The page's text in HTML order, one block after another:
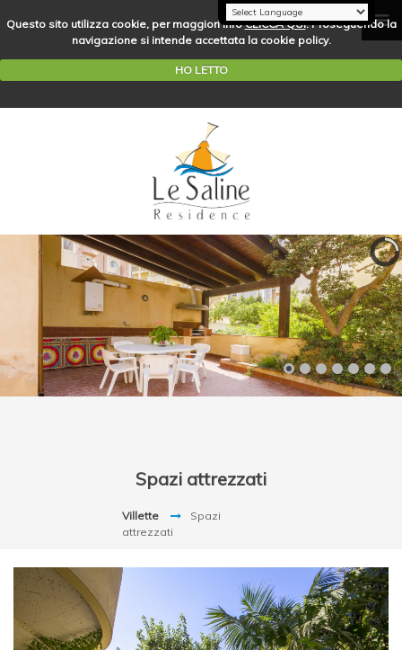
Questo sito utilizza cookie, per maggiori infoCLICCA QUI. Proseguendo la
navigazione si intende accettata la cookie policy.
HO LETTO
Spazi attrezzati
Villette
Spazi
attrezzati